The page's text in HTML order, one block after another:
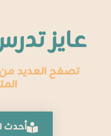
عايز
تصفح العديد من
أحدث